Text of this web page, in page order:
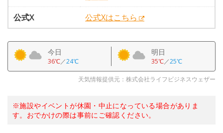
公式X
公式Xはこちら
今日
36℃／24℃
明日
35℃／25℃
天気情報提供元：株式会社ライフビジネスウェザー
※施設やイベントが休園・中止になっている場合がありま
す。おでかけの際は事前にご確認ください。